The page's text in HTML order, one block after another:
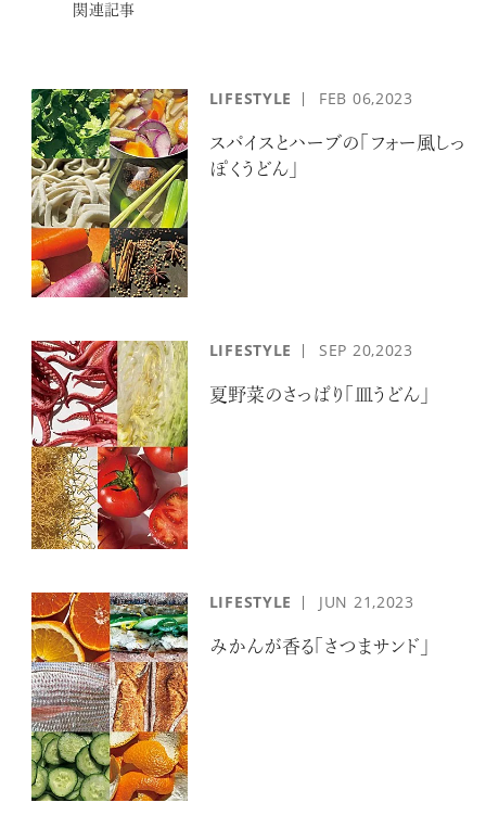
関連記事
LIFESTYLE FEB 06,2023
スパイスとハーブの「フォー風しっ
ぽくうどん」
LIFESTYLE SEP 20,2023
夏野菜のさっぱり「皿うどん」
LIFESTYLE JUN 21,2023
みかんが香る「さつまサンド」